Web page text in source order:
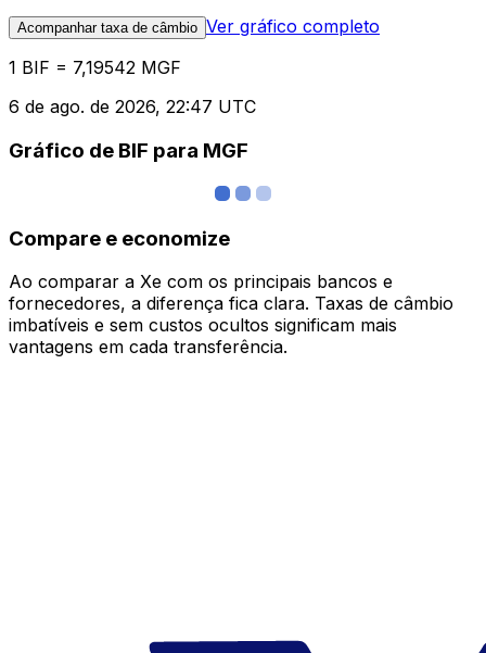
Acompanhar taxa de câmbio Ver gráfico completo
1 BIF = 7,19542 MGF
6 de ago. de 2026, 22:47 UTC
Gráfico de BIF para MGF
Compare e economize
Ao comparar a Xe com os principais bancos e
fornecedores, a diferença fica clara. Taxas de câmbio
imbatíveis e sem custos ocultos significam mais
vantagens em cada transferência.